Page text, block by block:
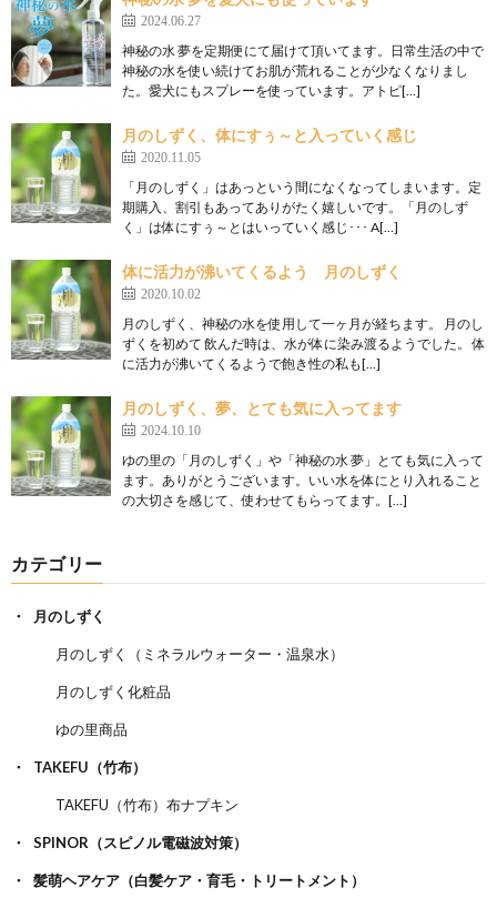
2024.06.27
神秘の水 夢を定期便にて届けて頂いてます。日常生活の中で
神秘の水を使い続けてお肌が荒れることが少なくなりまし
た。愛犬にもスプレーを使っています。アトピ[…]
月のしずく、体にすぅ～と入っていく感じ
2020.11.05
「月のしずく」はあっという間になくなってしまいます。定
期購入、割引もあってありがたく嬉しいです。「月のしず
く」は体にすぅ～とはいっていく感じ･･･ A[…]
体に活力が沸いてくるよう 月のしずく
2020.10.02
月のしずく、神秘の水を使用して一ヶ月が経ちます。 月のし
ずくを初めて 飲んだ時は、水が体に染み渡るようでした。 体
に活力が沸いてくるようで飽き性の私も[…]
月のしずく、夢、とても気に入ってます
2024.10.10
ゆの里の「月のしずく」や「神秘の水 夢」とても気に入って
ます。ありがとうございます。いい水を体にとり入れること
の大切さを感じて、使わせてもらってます。[…]
カテゴリー
月のしずく
月のしずく（ミネラルウォーター・温泉水）
月のしずく化粧品
ゆの里商品
TAKEFU（竹布）
TAKEFU（竹布）布ナプキン
SPINOR（スピノル電磁波対策）
髪萌ヘアケア（白髪ケア・育毛・トリートメント）